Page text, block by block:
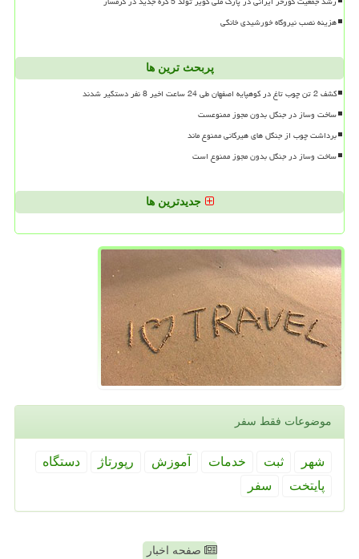
هزینه نصب نیروگاه خورشیدی خانگی
پربحث ترین ها
کشف 2 تن چوب تاغ در کوهپایه اصفهان طی 24 ساعت اخیر 8 نفر دستگیر شدند
ساخت وساز در جنگل بدون مجوز ممنوعست
برداشت چوب از جنگل های هیرکانی ممنوع ماند
ساخت وساز در جنگل بدون مجوز ممنوع است
جدیدترین ها
موضوعات فقط سفر
شهر ثبت خدمات آموزش رپورتاژ
دستگاه
پایتخت
سفر
صفحه اخبار